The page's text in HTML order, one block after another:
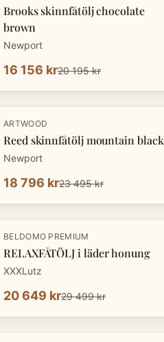
Brooks skinnfåtölj chocolate
brown
Newport
16 156 kr20 195 kr
-20%
ARTWOOD
Reed skinnfåtölj mountain black
Newport
18 796 kr23 495 kr
-30 %
BELDOMO PREMIUM
RELAXFÅTÖLJ i läder honung
XXXLutz
20 649 kr29 499 kr